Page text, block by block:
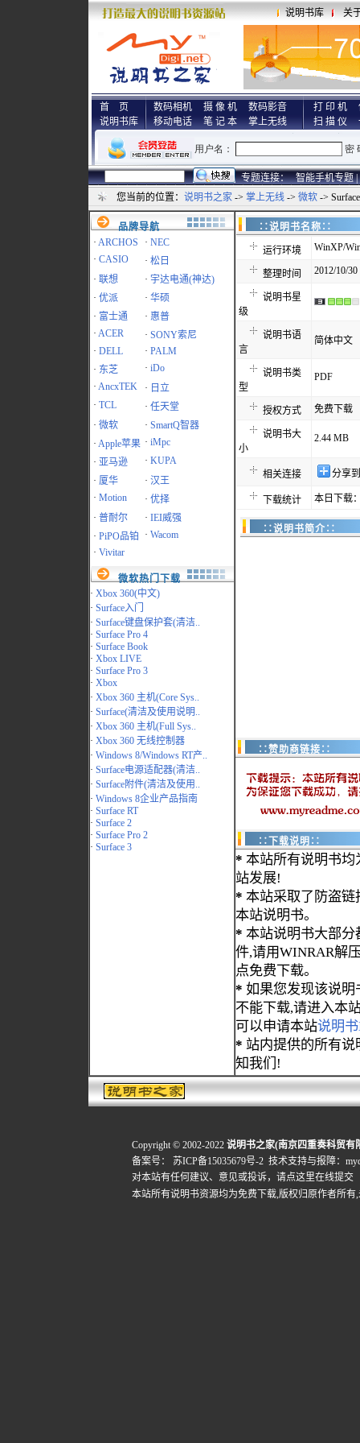
说明书库 关
首 页
说明书库
数码相机 摄 像 机
数码影音
移动电话
笔 记 本 掌上无线
打 印 机
扫 描 仪
专题连接： 智能手机专题 |
您当前的位置： 说明书之家 -> 掌上无线 -> 微软 ->
品牌导航
· ARCHOS · NEC
· CASIO · 松日
· 联想 · 宇达电通(神达)
· 优派 · 华硕
· 富士通 · 惠普
· ACER · SONY索尼
· DELL · PALM
· 东芝 · iDo
· AncxTEK · 日立
· TCL · 任天堂
· 微软 · SmartQ智器
· Apple苹果 · iMpc
· 亚马逊 · KUPA
· 厦华 · 汉王
· Motion · 优择
· 普耐尔 · IEI威强
· PiPO品铂 · Wacom
· Vivitar
微软热门下载
· Xbox 360(中文)
· Surface入门
· Surface键盘保护套(清洁..
· Surface Pro 4
· Surface Book
· Xbox LIVE
· Surface Pro 3
· Xbox
· Xbox 360 主机(Core Sys..
· Surface(清洁及使用说明..
· Xbox 360 主机(Full Sys..
· Xbox 360 无线控制器
· Windows 8/Windows RT产..
· Surface电源适配器(清洁..
· Surface附件(清洁及使用..
· Windows 8企业产品指南
· Surface RT
· Surface 2
· Surface Pro 2
· Surface 3
∷说明书名
运行环境 WinXP/
整理时间 2012/10/30
说明书星
级
说明书语
言
简体中文
说明书类
型
PDF
授权方式 免费下载
说明书大
小
2.44 MB
相关连接 分享
下载统计 本日下载
∷说明书简介∷
∷赞助商链接∷
∷下载说明∷
* 本站所有说明书均
站发展!
* 本站采取了防盗链
本站说明书。
* 本站说明书大部分
件,请用WINRAR解
点免费下载。
* 如果您发现该说明
不能下载,请进入本
可以申请本站说明
* 站内提供的所有
知我们!
Copyright © 2002-2022 说明书之家(南京四重奏科贸有
备案号：
苏ICP备15035679号-2 技术支持与报障：
对本站有任何建议、意见或投诉， 请点这里在线提交
本站所有说明书资源均为免费下载,版权归原作者所